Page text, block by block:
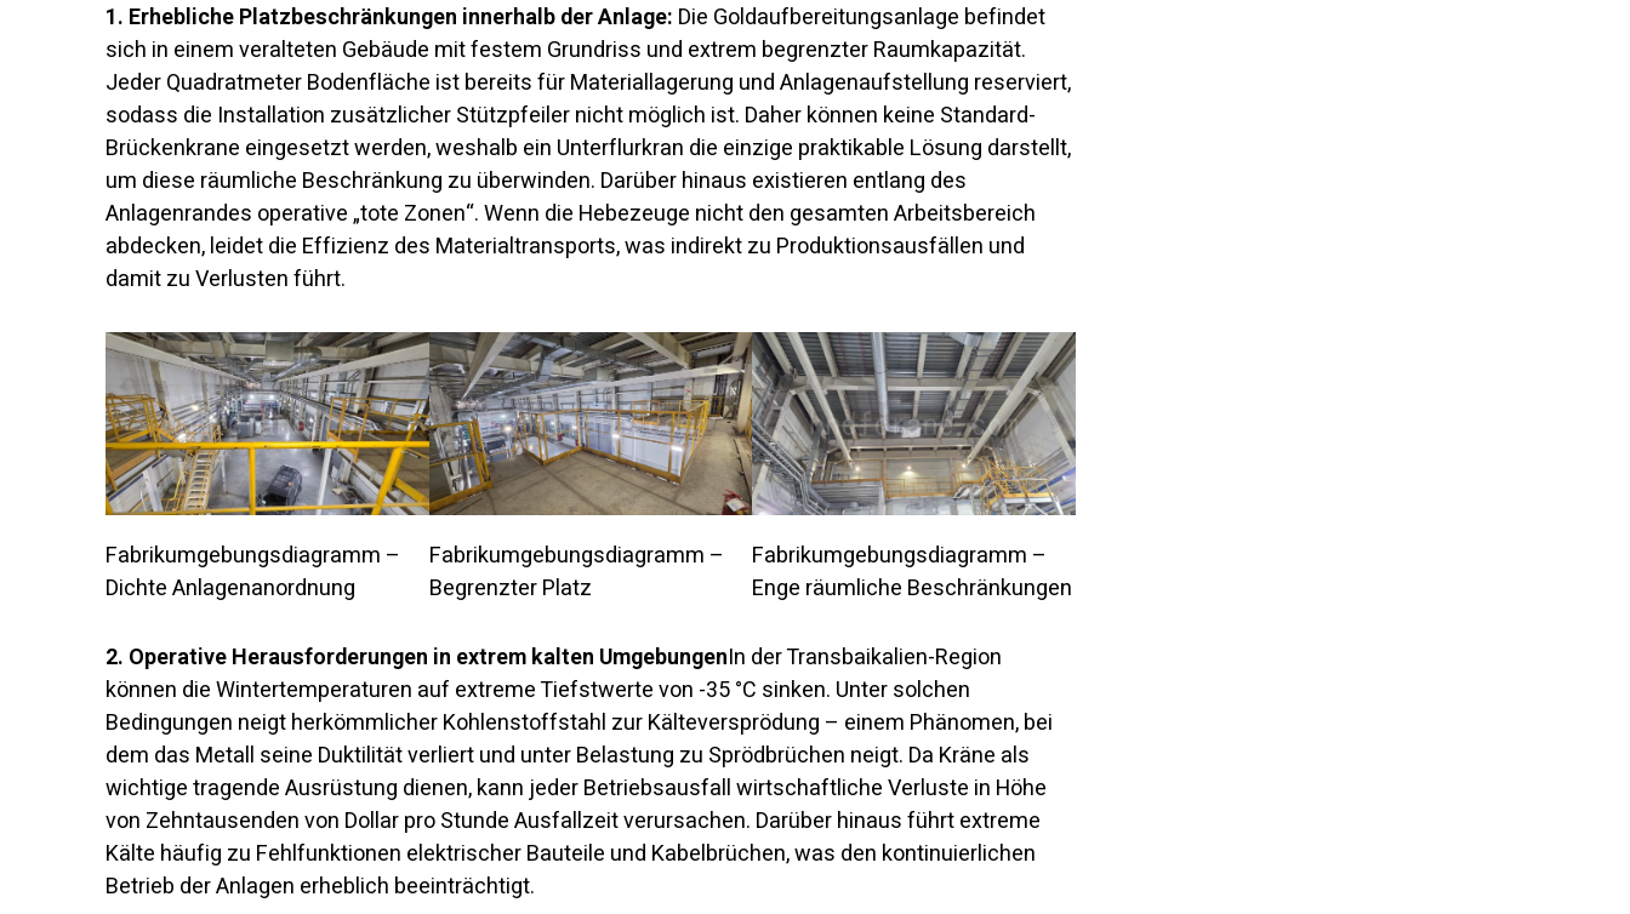
1. Erhebliche Platzbeschränkungen innerhalb der Anlage: Die Goldaufbereitungsanlage befindet
sich in einem veralteten Gebäude mit festem Grundriss und extrem begrenzter Raumkapazität.
Jeder Quadratmeter Bodenfläche ist bereits für Materiallagerung und Anlagenaufstellung reserviert,
sodass die Installation zusätzlicher Stützpfeiler nicht möglich ist. Daher können keine Standard-
Brückenkrane eingesetzt werden, weshalb ein Unterflurkran die einzige praktikable Lösung darstellt,
um diese räumliche Beschränkung zu überwinden. Darüber hinaus existieren entlang des
Anlagenrandes operative „tote Zonen“. Wenn die Hebezeuge nicht den gesamten Arbeitsbereich
abdecken, leidet die Effizienz des Materialtransports, was indirekt zu Produktionsausfällen und
damit zu Verlusten führt.
Fabrikumgebungsdiagramm –
Dichte Anlagenanordnung
Fabrikumgebungsdiagramm –
Begrenzter Platz
Fabrikumgebungsdiagramm –
Enge räumliche Beschränkungen
2. Operative Herausforderungen in extrem kalten UmgebungenIn der Transbaikalien-Region
können die Wintertemperaturen auf extreme Tiefstwerte von -35 °C sinken. Unter solchen
Bedingungen neigt herkömmlicher Kohlenstoffstahl zur Kälteversprödung – einem Phänomen, bei
dem das Metall seine Duktilität verliert und unter Belastung zu Sprödbrüchen neigt. Da Kräne als
wichtige tragende Ausrüstung dienen, kann jeder Betriebsausfall wirtschaftliche Verluste in Höhe
von Zehntausenden von Dollar pro Stunde Ausfallzeit verursachen. Darüber hinaus führt extreme
Kälte häufig zu Fehlfunktionen elektrischer Bauteile und Kabelbrüchen, was den kontinuierlichen
Betrieb der Anlagen erheblich beeinträchtigt.